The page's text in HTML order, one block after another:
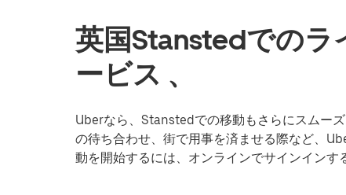
英国Stanstedでの
ービス 、
Uberなら、Stanstedでの移動もさらにスムー
の待ち合わせ、街で用事を済ませる際など、
動を開始するには、オンラインでサインインす